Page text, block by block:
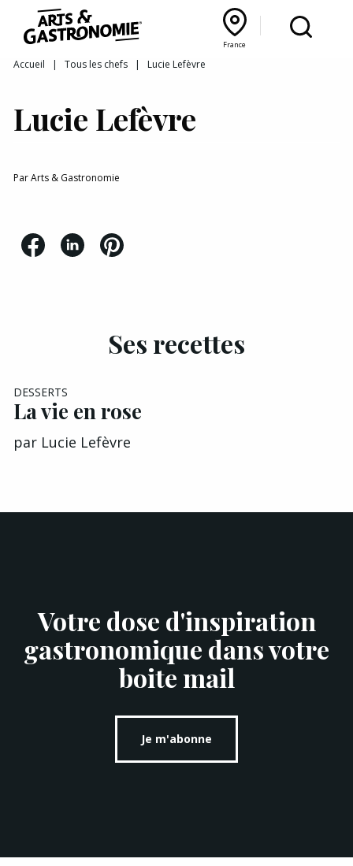
France
Recettes
Reportages
Interviews
Bourgogne Franche‑Comté
France
Lyon Rhône‑Alpes
Accueil | Tous les chefs | Lucie Lefèvre
Lucie Lefèvre
ParArts & Gastronomie
Ses recettes
DESSERTS
La vie en rose
par Lucie Lefèvre
Votre dose d'inspiration
gastronomique dans votre
boite mail
Je m'abonne